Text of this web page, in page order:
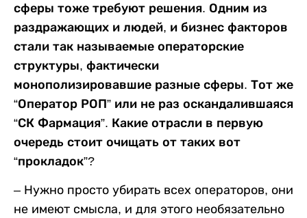
сферы тоже требуют решения. Одним из
раздражающих и людей, и бизнес факторов
стали так называемые операторские
структуры, фактически
монополизировавшие разные сферы. Тот же
“Оператор РОП” или не раз оскандалившаяся
“СК Фармация”. Какие отрасли в первую
очередь стоит очищать от таких вот
“прокладок”?
– Нужно просто убирать всех операторов, они
не имеют смысла, и для этого необязательно